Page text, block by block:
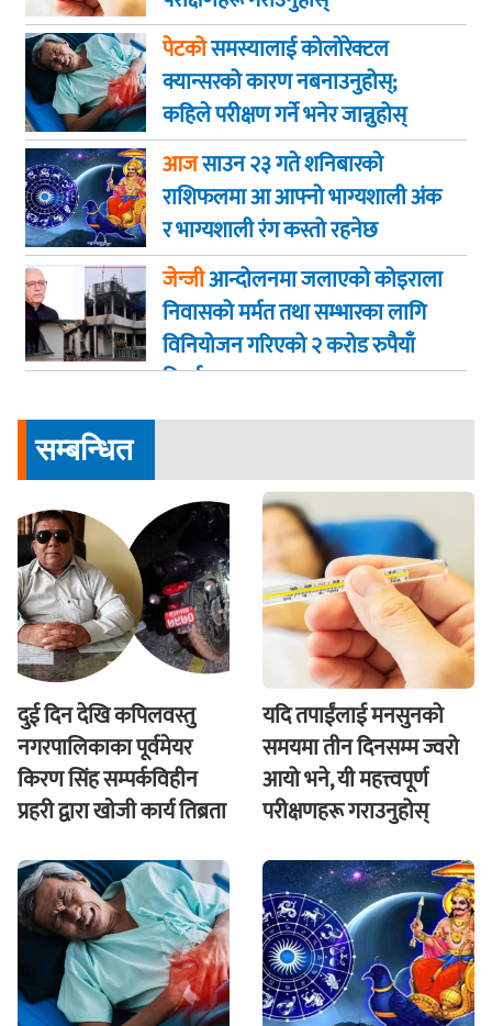
पेटकोसमस्यालाई कोलोरेक्टल
क्यान्सरको कारण नबनाउनुहोस्;
कहिले परीक्षण गर्ने भनेर जान्नुहोस्
आजसाउन २३ गते शनिबारकाे
राशिफलमा आ आफ्नो भाग्यशाली अंक
र भाग्यशाली रंग कस्तो रहनेछ
जेन्जीआन्दोलनमा जलाएकाे कोइराला
निवासको मर्मत तथा सम्भारका लागि
विनियोजन गरिएको २ करोड रुपैयाँ
फिर्ता
सम्बन्धित
दुई दिन देखि कपिलवस्तु
नगरपालिकाका पूर्वमेयर
किरण सिंह सम्पर्कविहीन
प्रहरी द्वारा खाेजी कार्य तिब्रता
यदि तपाईंलाई मनसुनको
समयमा तीन दिनसम्म ज्वरो
आयो भने, यी महत्त्वपूर्ण
परीक्षणहरू गराउनुहोस्